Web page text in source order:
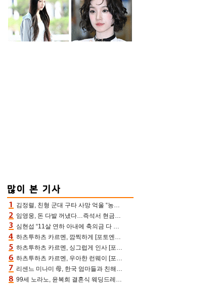
김정렬, 친형 군대 구타 사망 억울 “농약사 처리, 범인 찾았지만…엄마는 이미 치매”(데이앤나잇)
임영웅, 돈 다발 꺼냈다…즉석서 현금으로 수당 챙겨주는 ‘구단주’
심현섭 “11살 연하 아내에 축의금 다 뺏겨, 집도 아내 명의” (동치미)[결정적장면]
하츠투하츠 카르멘, 깜찍하게 [포토엔HD]
하츠투하츠 카르멘, 싱그럽게 인사 [포토엔HD]
하츠투하츠 카르멘, 우아한 런웨이 [포토엔HD]
리센느 미나미 母, 한국 엄마들과 친해진 비결=BTS “최애 정국 얘기로 통해”(전참시)
99세 노라노, 윤복희 결혼식 웨딩드레스 제작자였다…극찬 세례